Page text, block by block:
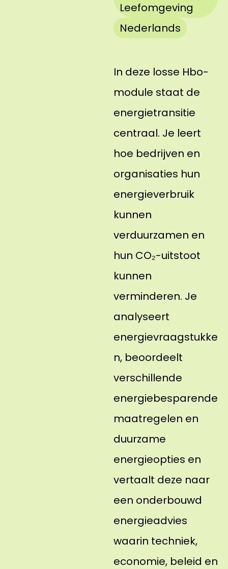
Leefomgeving
Nederlands
In deze losse Hbo-
module staat de
energietransitie
centraal. Je leert
hoe bedrijven en
organisaties hun
energieverbruik
kunnen
verduurzamen en
hun CO₂-uitstoot
kunnen
verminderen. Je
analyseert
energievraagstukke
n, beoordeelt
verschillende
energiebesparende
maatregelen en
duurzame
energieopties en
vertaalt deze naar
een onderbouwd
energieadvies
waarin techniek,
economie, beleid en